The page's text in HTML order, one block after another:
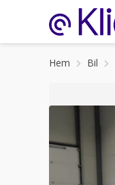
Hem Bil